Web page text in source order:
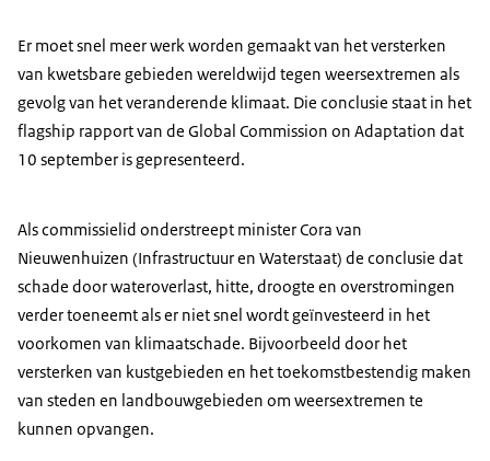
Er moet snel meer werk worden gemaakt van het versterken
van kwetsbare gebieden wereldwijd tegen weersextremen als
gevolg van het veranderende klimaat. Die conclusie staat in het
flagship rapport van de Global Commission on Adaptation dat
10 september is gepresenteerd.
Als commissielid onderstreept minister Cora van
Nieuwenhuizen (Infrastructuur en Waterstaat) de conclusie dat
schade door wateroverlast, hitte, droogte en overstromingen
verder toeneemt als er niet snel wordt geïnvesteerd in het
voorkomen van klimaatschade. Bijvoorbeeld door het
versterken van kustgebieden en het toekomstbestendig maken
van steden en landbouwgebieden om weersextremen te
kunnen opvangen.